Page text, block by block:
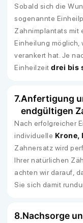
Sobald sich die
sogenannte
Zahnimplantats mit
Einheilung möglich,
verankert hat. Je
Einheilzeit drei bis
7.Anfertigung
endgültigen
Nach erfolgreicher
individuelle Krone,
Zahnersatz wird
Ihrer natürlichen
achten wir darauf,
Sie sich damit
8.Nachsorge